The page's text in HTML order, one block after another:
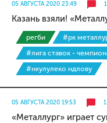
05 АВГУСТА 2020 23:49 1
Казань взяли!
регби #рк
#лига ставок -
#нкулулеко ндлову
05 АВГУСТА 2020 19:53 1
«Металлург» играет